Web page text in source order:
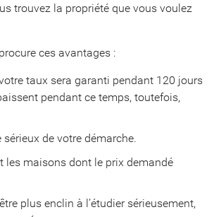
trouvez la propriété que vous voulez
ces avantages :
taux sera garanti pendant 120 jours
pendant ce temps, toutefois,
de votre démarche.
les maisons dont le prix demandé
plus enclin à l’étudier sérieusement,